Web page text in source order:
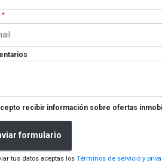
*
recibir información sobre ofertas
formulario
tus datos aceptas losTérminos de servicio y